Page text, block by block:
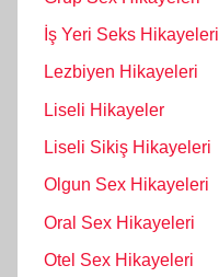
İş Yeri Seks Hikayeleri
Lezbiyen Hikayeleri
Liseli Hikayeler
Liseli Sikiş Hikayeleri
Olgun Sex Hikayeleri
Oral Sex Hikayeleri
Otel Sex Hikayeleri